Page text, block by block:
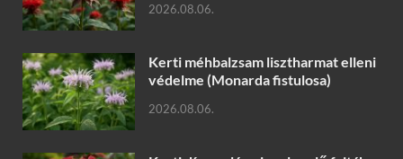
2026.08.06.
Kerti méhbalzsam lisztharmat elleni
védelme (Monarda fistulosa)
2026.08.06.